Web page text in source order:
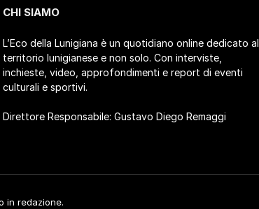
CHI SIAMO
L’Eco della Lunigiana è un quotidiano online dedicato al
territorio lunigianese e non solo. Con interviste,
inchieste, video, approfondimenti e report di eventi
culturali e sportivi.
Direttore Responsabile: Gustavo Diego Remaggi
in redazione.